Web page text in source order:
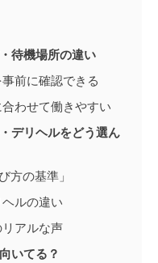
待機場所の違い
前に確認できる
わせて働きやすい
デリヘルをどう選ん
方の基準」
ルの違い
アルな声
いてる？